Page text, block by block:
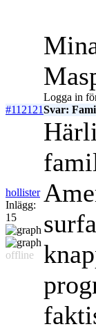
Logga in
#112121Svar:
hollister
Inlägg:
15
offline